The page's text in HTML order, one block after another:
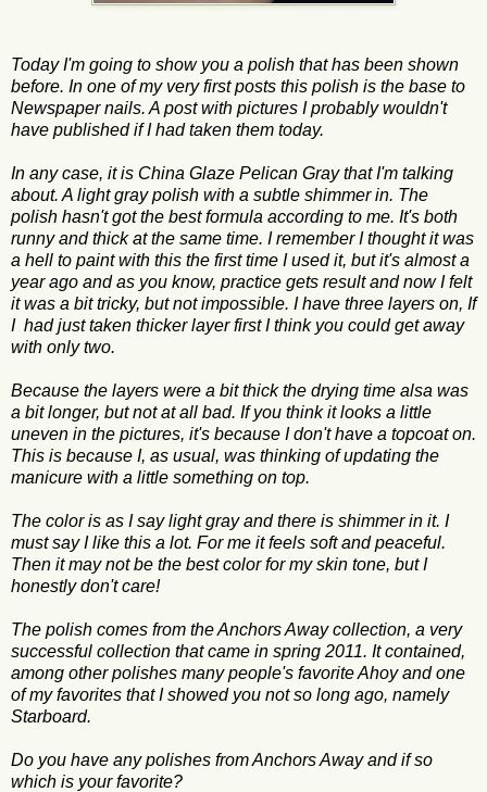
Today I'm going to show you a polish that has been shown
before. In one of my very first posts this polish is the base to
Newspaper nails. A post with pictures I probably wouldn't
have published if I had taken them today.
In any case, it is China Glaze Pelican Gray that I'm talking
about. A light gray polish with a subtle shimmer in. The
polish hasn't got the best formula according to me. It's both
runny and thick at the same time. I remember I thought it was
a hell to paint with this the first time I used it, but it's almost a
year ago and as you know, practice gets result and now I felt
it was a bit tricky, but not impossible. I have three layers on, If
I had just taken thicker layer first I think you could get away
with only two.
Because the layers were a bit thick the drying time alsa was
a bit longer, but not at all bad. If you think it looks a little
uneven in the pictures, it's because I don't have a topcoat on.
This is because I, as usual, was thinking of updating the
manicure with a little something on top.
The color is as I say light gray and there is shimmer in it. I
must say I like this a lot. For me it feels soft and peaceful.
Then it may not be the best color for my skin tone, but I
honestly don't care!
The polish comes from the Anchors Away collection, a very
successful collection that came in spring 2011. It contained,
among other polishes many people's favorite Ahoy and one
of my favorites that I showed you not so long ago, namely
Starboard.
Do you have any polishes from Anchors Away and if so
which is your favorite?